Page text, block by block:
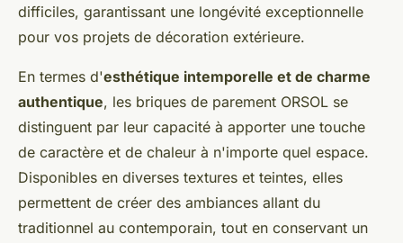
difficiles, garantissant une longévité exceptionnelle
pour vos projets de décoration extérieure.
En termes d'esthétique intemporelle et de charme
authentique, les briques de parement ORSOL se
distinguent par leur capacité à apporter une touche
de caractère et de chaleur à n'importe quel espace.
Disponibles en diverses textures et teintes, elles
permettent de créer des ambiances allant du
traditionnel au contemporain, tout en conservant un